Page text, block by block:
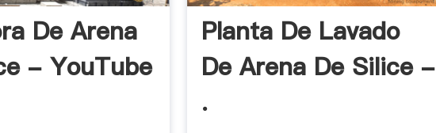
De Arena
- YouTube
Planta De Lavado
De Arena De Silice -
.